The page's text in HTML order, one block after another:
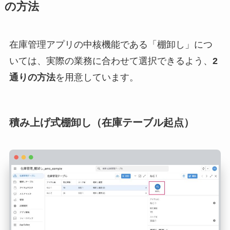
の方法
在庫管理アプリの中核機能である「棚卸し」につ
いては、実際の業務に合わせて選択できるよう、 2
通りの方法を用意しています。
積み上げ式棚卸し（在庫テーブル起点）